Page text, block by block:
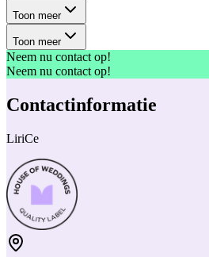
Toon meer
Toon meer
Neem nu contact op!
Neem nu contact op!
Contactinformatie
LiriCe